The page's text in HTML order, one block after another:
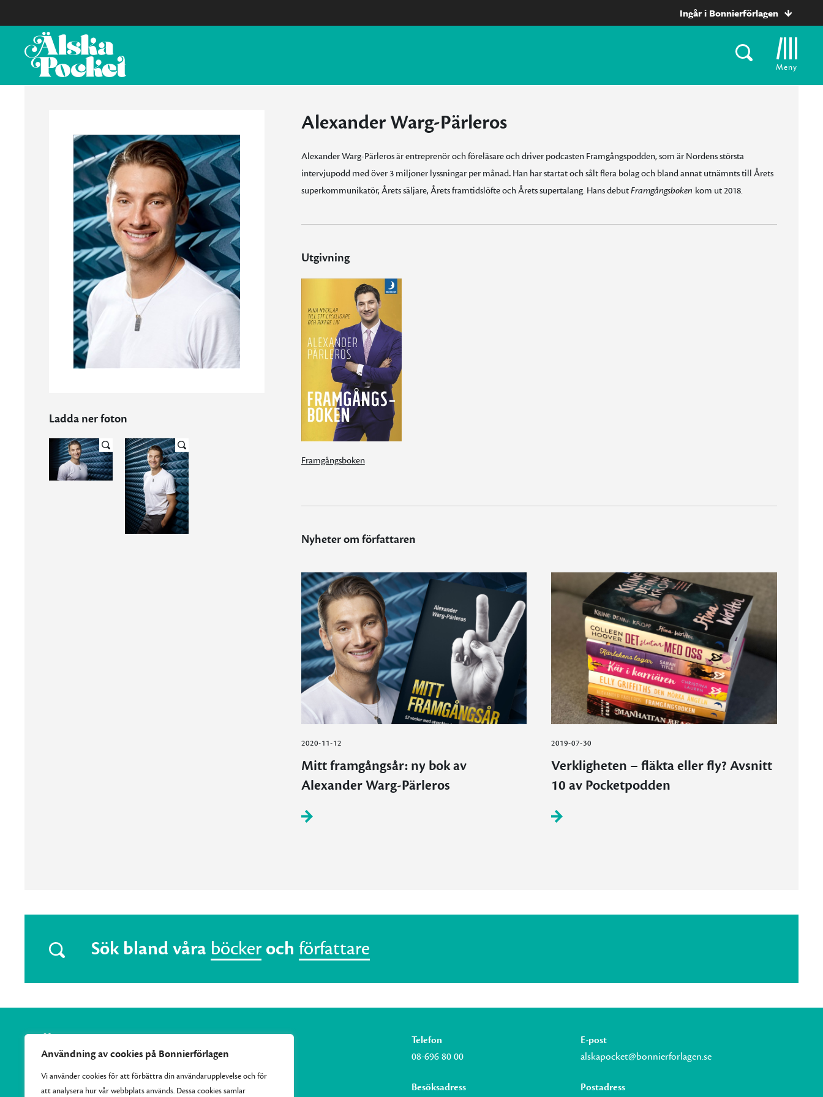
Användning av cookies på Bonnierförlagen
Vi använder cookies för att förbättra din användarupplevelse och för
att analysera hur vår webbplats används. Dessa cookies samlar
Ingår i Bonnierförlagen
Meny
Ladda ner foton
Alexander Warg-Pärleros
Alexander Warg-Pärleros är entreprenör och föreläsare och driver podcasten Framgångspodden, som är Nordens största
intervjupodd med över 3 miljoner lyssningar per månad.Han har startat och sålt flera bolag och bland annat utnämnts till Årets
superkommunikatör, Årets säljare, Årets framtidslöfte och Årets supertalang. Hans debutFramgångsboken kom ut 2018.
Utgivning
Framgångsboken
Nyheter om författaren
2020-11-12
Mitt framgångsår: ny bok av
Alexander Warg-Pärleros
2019-07-30
Verkligheten – fläkta eller fly? Avsnitt
10 av Pocketpodden
Sök bland våra böcker och författare
Telefon
08-696 80 00
E-post
alskapocket@bonnierforlagen.se
Besöksadress Postadress